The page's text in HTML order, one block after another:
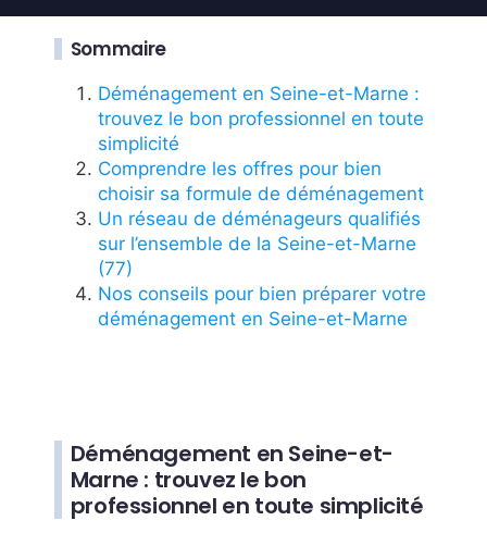
Sommaire
Déménagement en Seine-et-Marne :
trouvez le bon professionnel en toute
simplicité
Comprendre les offres pour bien
choisir sa formule de déménagement
Un réseau de déménageurs qualifiés
sur l’ensemble de la Seine-et-Marne
(77)
Nos conseils pour bien préparer votre
déménagement en Seine-et-Marne
Déménagement en Seine-et-
Marne : trouvez le bon
professionnel en toute simplicité